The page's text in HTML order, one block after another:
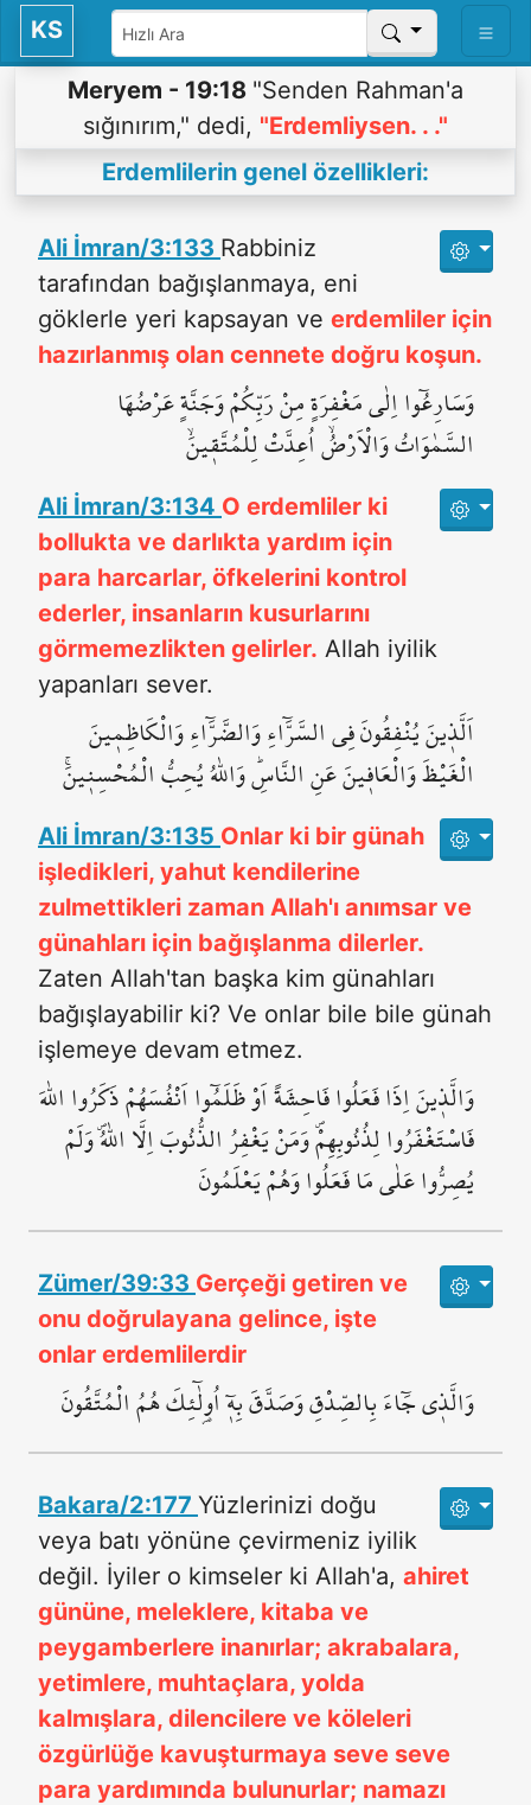
KS
Meryem - 19:18 "Senden Rahman'a
sığınırım," dedi, "Erdemliysen. . ."
Erdemlilerin genel özellikleri:
Ali İmran/3:133 Rabbiniz
tarafından bağışlanmaya, eni
göklerle yeri kapsayan ve erdemliler için
hazırlanmış olan cennete doğru koşun.
وَسَارِعُٓوا اِلٰى مَغْفِرَةٍ مِنْ رَبِّكُمْ وَجَنَّةٍ عَرْضُهَا
السَّمٰوَاتُ وَالْاَرْضُۙ اُعِدَّتْ لِلْمُتَّق۪ينَۙ
Ali İmran/3:134 O erdemliler ki
bollukta ve darlıkta yardım için
para harcarlar, öfkelerini kontrol
ederler, insanların kusurlarını
görmemezlikten gelirler. Allah iyilik
yapanları sever.
اَلَّذ۪ينَ يُنْفِقُونَ فِي السَّرَّٓاءِ وَالضَّرَّٓاءِ وَالْكَاظِم۪ينَ
الْغَيْظَ وَالْعَاف۪ينَ عَنِ النَّاسِۜ وَاللّٰهُ يُحِبُّ الْمُحْسِن۪ينَۚ
Ali İmran/3:135 Onlar ki bir günah
işledikleri, yahut kendilerine
zulmettikleri zaman Allah'ı anımsar ve
günahları için bağışlanma dilerler.
Zaten Allah'tan başka kim günahları
bağışlayabilir ki? Ve onlar bile bile günah
işlemeye devam etmez.
وَالَّذ۪ينَ اِذَا فَعَلُوا فَاحِشَةً اَوْ ظَلَمُٓوا اَنْفُسَهُمْ ذَكَرُوا اللّٰهَ
فَاسْتَغْفَرُوا لِذُنُوبِهِمْۖ وَمَنْ يَغْفِرُ الذُّنُوبَ اِلَّا اللّٰهُۖ وَلَمْ
يُصِرُّوا عَلٰى مَا فَعَلُوا وَهُمْ يَعْلَمُونَ
Zümer/39:33 Gerçeği getiren ve
onu doğrulayana gelince, işte
onlar erdemlilerdir
وَالَّذ۪ي جَٓاءَ بِالصِّدْقِ وَصَدَّقَ بِه۪ٓ اُو۬لٰٓئِكَ هُمُ الْمُتَّقُونَ
Bakara/2:177 Yüzlerinizi doğu
veya batı yönüne çevirmeniz iyilik
değil. İyiler o kimseler ki Allah'a, ahiret
gününe, meleklere, kitaba ve
peygamberlere inanırlar; akrabalara,
yetimlere, muhtaçlara, yolda
kalmışlara, dilencilere ve köleleri
özgürlüğe kavuşturmaya seve seve
para yardımında bulunurlar; namazı